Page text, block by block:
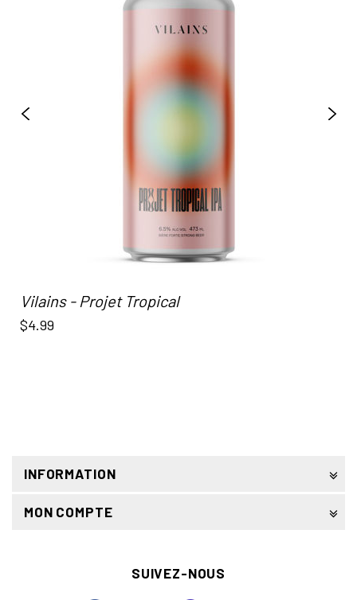
Vilains - Projet Tropical
$4.99
INFORMATION
MON COMPTE
SUIVEZ-NOUS